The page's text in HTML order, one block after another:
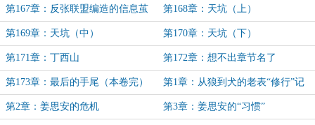
第167章：反张联盟编造的信息茧
房
第168章：天坑（上）
第169章：天坑（中） 第170章：天坑（下）
第171章：丁西山 第172章：想不出章节名了
第173章：最后的手尾（本卷完） 第1章：从狼到犬的老表“修行”记
第2章：姜思安的危机 第3章：姜思安的“习惯”